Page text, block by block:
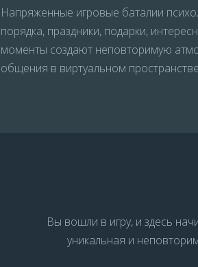
Напряженные игровые баталии
порядка, праздники, подарки,
моменты создают неповторимую
общения в виртуальном
Вы вошли в игру, и здесь
уникальная и